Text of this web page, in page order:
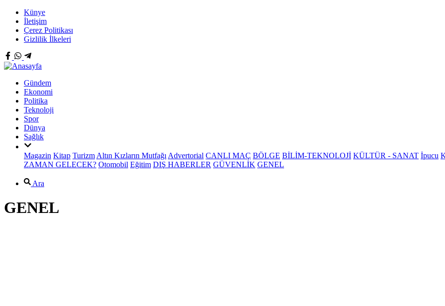
Künye
İletişim
Çerez Politikası
Gizlilik İlkeleri
Gündem
Ekonomi
Politika
Teknoloji
Spor
Dünya
Sağlık
Magazin Kitap Turizm Altın Kızların Mutfağı Advertorial CANLI MAÇ BÖLGE BİLİM-TEKNOLOJİ KÜLTÜR - SANAT İpucu
ZAMAN GELECEK? Otomobil Eğitim DIŞ HABERLER GÜVENLİK GENEL
Ara
GENEL